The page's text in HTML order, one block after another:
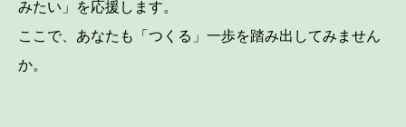
みたい」を応援します。
ここで、あなたも「つくる」一歩を踏み出してみません
か。